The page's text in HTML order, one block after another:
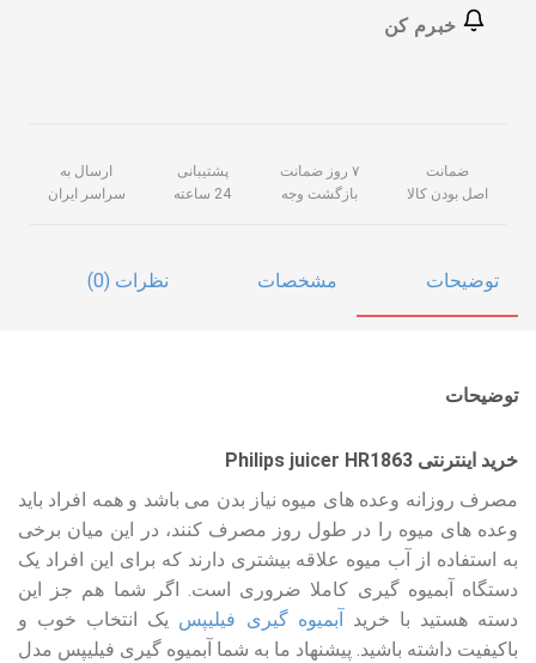
ضمانت
اصل بودن کالا
۷ روز ضمانت
بازگشت وجه
پشتیبانی
24 ساعته
ارسال به
سراسر ایران
توضیحات مشخصات نظرات (0)
توضیحات
خرید اینترنتی Philips juicer HR1863
مصرف روزانه وعده های میوه نیاز بدن می باشد و همه افراد باید
وعده های میوه را در طول روز مصرف کنند، در این میان برخی
به استفاده از آب میوه علاقه بیشتری دارند که برای این افراد یک
دستگاه آبمیوه گیری کاملا ضروری است. اگر شما هم جز این
دسته هستید با خرید
آبمیوه گیری فیلیپس یک انتخاب خوب و
باکیفیت داشته باشید. پیشنهاد ما به شما آبمیوه گیری فیلیپس مدل